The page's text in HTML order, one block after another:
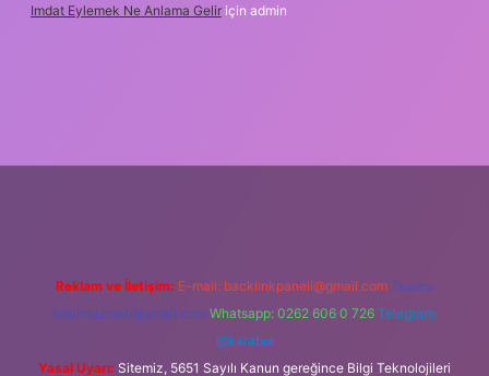
Imdat Eylemek Ne Anlama Gelir için admin
Reklam ve İletişim: E-mail: backlinkpaneli@gmail.com Teams:
forumhizmeti@gmail.com Whatsapp: 0262 606 0 726 Telegram:
@karabul
Yasal Uyarı: Sitemiz, 5651 Sayılı Kanun gereğince Bilgi Teknolojileri